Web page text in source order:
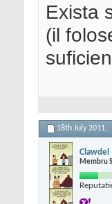
Exista
(il
18th July 2011,
Clawdel
Membru